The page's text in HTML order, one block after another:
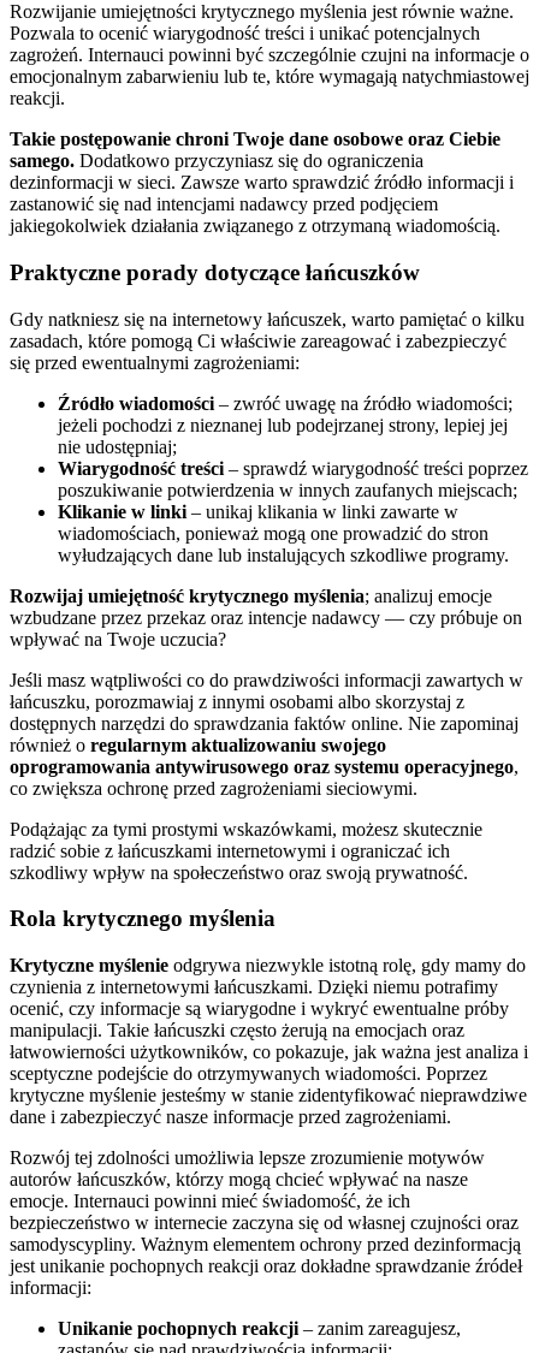
Rozwijanie umiejętności krytycznego myślenia jest równie ważne.
Pozwala to ocenić wiarygodność treści i unikać potencjalnych
zagrożeń. Internauci powinni być szczególnie czujni na informacje o
emocjonalnym zabarwieniu lub te, które wymagają natychmiastowej
reakcji.
Takie postępowanie chroni Twoje dane osobowe oraz Ciebie
samego. Dodatkowo przyczyniasz się do ograniczenia
dezinformacji w sieci. Zawsze warto sprawdzić źródło informacji i
zastanowić się nad intencjami nadawcy przed podjęciem
jakiegokolwiek działania związanego z otrzymaną wiadomością.
Praktyczne porady dotyczące łańcuszków
Gdy natkniesz się na internetowy łańcuszek, warto pamiętać o kilku
zasadach, które pomogą Ci właściwie zareagować i zabezpieczyć
się przed ewentualnymi zagrożeniami:
Źródło wiadomości – zwróć uwagę na źródło wiadomości;
jeżeli pochodzi z nieznanej lub podejrzanej strony, lepiej jej
nie udostępniaj;
Wiarygodność treści – sprawdź wiarygodność treści poprzez
poszukiwanie potwierdzenia w innych zaufanych miejscach;
Klikanie w linki – unikaj klikania w linki zawarte w
wiadomościach, ponieważ mogą one prowadzić do stron
wyłudzających dane lub instalujących szkodliwe programy.
Rozwijaj umiejętność krytycznego myślenia; analizuj emocje
wzbudzane przez przekaz oraz intencje nadawcy — czy próbuje on
wpływać na Twoje uczucia?
Jeśli masz wątpliwości co do prawdziwości informacji zawartych w
łańcuszku, porozmawiaj z innymi osobami albo skorzystaj z
dostępnych narzędzi do sprawdzania faktów online. Nie zapominaj
również o regularnym aktualizowaniu swojego
oprogramowania antywirusowego oraz systemu operacyjnego,
co zwiększa ochronę przed zagrożeniami sieciowymi.
Podążając za tymi prostymi wskazówkami, możesz skutecznie
radzić sobie z łańcuszkami internetowymi i ograniczać ich
szkodliwy wpływ na społeczeństwo oraz swoją prywatność.
Rola krytycznego myślenia
Krytyczne myślenie odgrywa niezwykle istotną rolę, gdy mamy do
czynienia z internetowymi łańcuszkami. Dzięki niemu potrafimy
ocenić, czy informacje są wiarygodne i wykryć ewentualne próby
manipulacji. Takie łańcuszki często żerują na emocjach oraz
łatwowierności użytkowników, co pokazuje, jak ważna jest analiza i
sceptyczne podejście do otrzymywanych wiadomości. Poprzez
krytyczne myślenie jesteśmy w stanie zidentyfikować nieprawdziwe
dane i zabezpieczyć nasze informacje przed zagrożeniami.
Rozwój tej zdolności umożliwia lepsze zrozumienie motywów
autorów łańcuszków, którzy mogą chcieć wpływać na nasze
emocje. Internauci powinni mieć świadomość, że ich
bezpieczeństwo w internecie zaczyna się od własnej czujności oraz
samodyscypliny. Ważnym elementem ochrony przed dezinformacją
jest unikanie pochopnych reakcji oraz dokładne sprawdzanie źródeł
informacji:
Unikanie pochopnych reakcji – zanim zareagujesz,